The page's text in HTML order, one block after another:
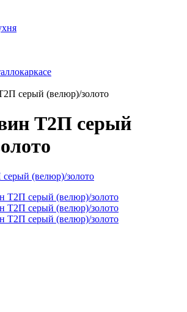
серый (велюр)/золото
Т2П серый